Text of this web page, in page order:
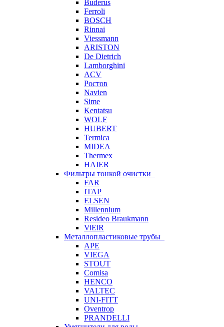
Buderus
Ferroli
BOSCH
Rinnai
Viessmann
ARISTON
De Dietrich
Lamborghini
ACV
Ростов
Navien
Sime
Kentatsu
WOLF
HUBERT
Termica
MIDEA
Thermex
HAIER
Фильтры тонкой очистки
FAR
ITAP
ELSEN
Millennium
Resideo Braukmann
ViEiR
Металлопластиковые трубы
APE
VIEGA
STOUT
Comisa
HENCO
VALTEC
UNI-FITT
Oventrop
PRANDELLI